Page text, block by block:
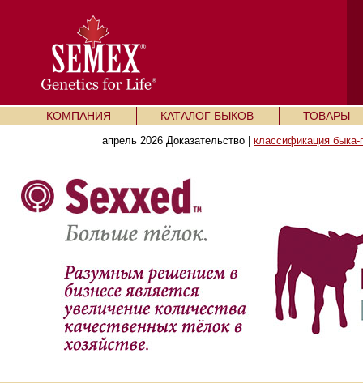
КОМПАНИЯ КАТАЛОГ БЫКОВ ТОВАРЫ
апрель 2026 Доказательство |классификация